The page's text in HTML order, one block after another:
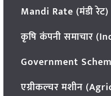
Mandi Rate (मंडी रेट)
कृषि कंपनी समाचार
Government
एग्रीकल्चर मशीन